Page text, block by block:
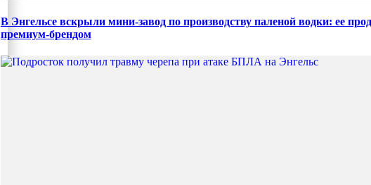
В Энгельсе вскрыли мини-завод по производству паленой водки: ее
премиум-брендом